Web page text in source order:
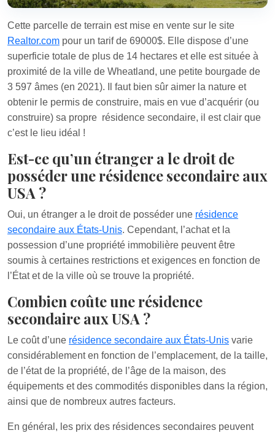
Cette parcelle de terrain est mise en vente sur le site
Realtor.com pour un tarif de 69000$. Elle dispose d’une
superficie totale de plus de 14 hectares et elle est située à
proximité de la ville de Wheatland, une petite bourgade de
3 597 âmes (en 2021). Il faut bien sûr aimer la nature et
obtenir le permis de construire, mais en vue d’acquérir (ou
construire) sa propre résidence secondaire, il est clair que
c’est le lieu idéal !
Est-ce qu’un étranger a le droit de
posséder une résidence secondaire aux
USA ?
Oui, un étranger a le droit de posséder une résidence
secondaire aux États-Unis. Cependant, l’achat et la
possession d’une propriété immobilière peuvent être
soumis à certaines restrictions et exigences en fonction de
l’État et de la ville où se trouve la propriété.
Combien coûte une résidence
secondaire aux USA ?
Le coût d’une résidence secondaire aux États-Unis varie
considérablement en fonction de l’emplacement, de la taille,
de l’état de la propriété, de l’âge de la maison, des
équipements et des commodités disponibles dans la région,
ainsi que de nombreux autres facteurs.
En général, les prix des résidences secondaires peuvent